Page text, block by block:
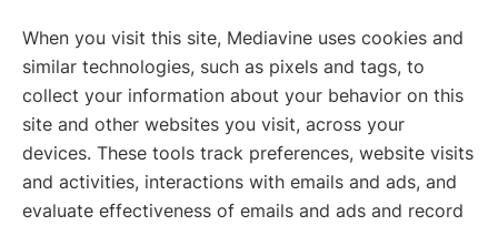
When you visit this site, Mediavine uses cookies and
similar technologies, such as pixels and tags, to
collect your information about your behavior on this
site and other websites you visit, across your
devices. These tools track preferences, website visits
and activities, interactions with emails and ads, and
evaluate effectiveness of emails and ads and record